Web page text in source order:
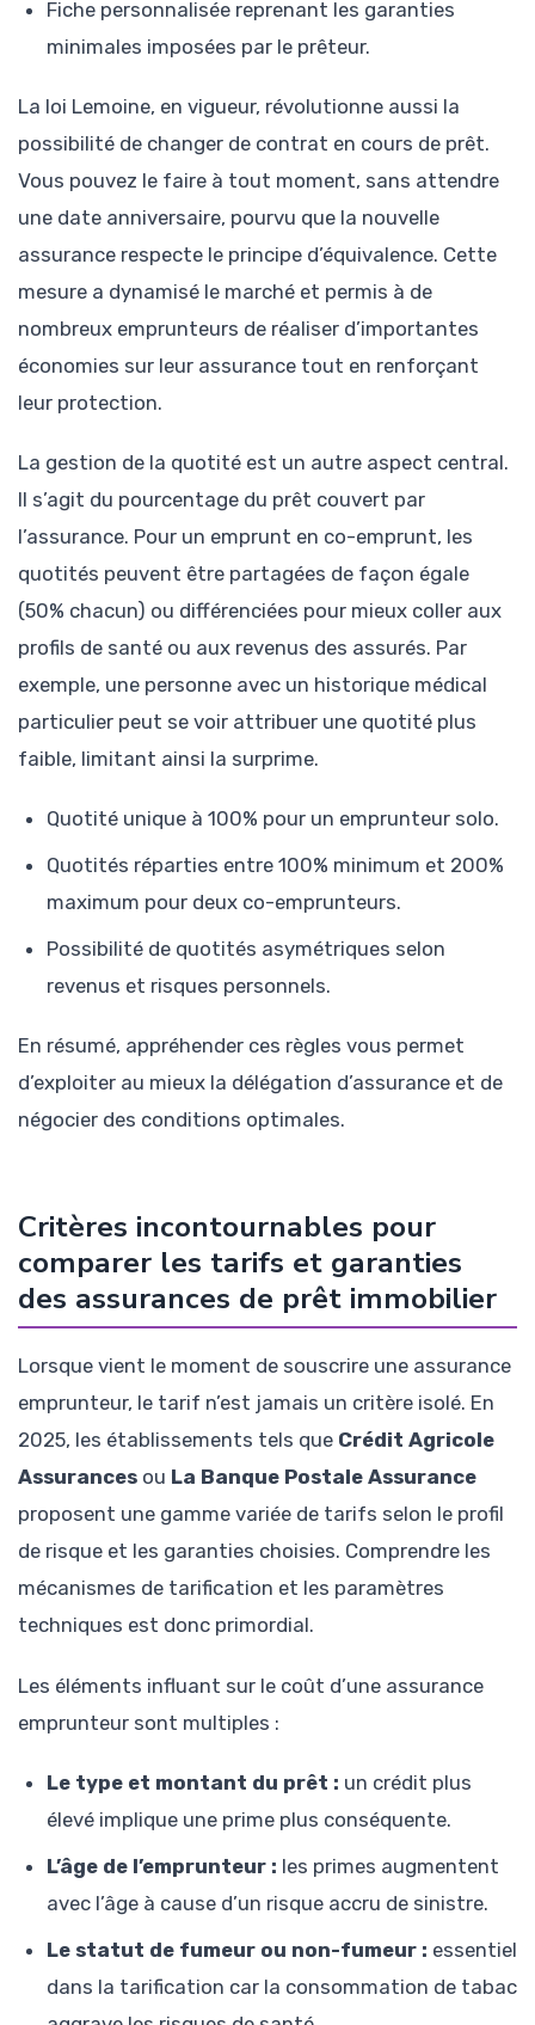
Fiche personnalisée reprenant les garanties
minimales imposées par le prêteur.
La loi Lemoine, en vigueur, révolutionne aussi la
possibilité de changer de contrat en cours de prêt.
Vous pouvez le faire à tout moment, sans attendre
une date anniversaire, pourvu que la nouvelle
assurance respecte le principe d’équivalence. Cette
mesure a dynamisé le marché et permis à de
nombreux emprunteurs de réaliser d’importantes
économies sur leur assurance tout en renforçant
leur protection.
La gestion de la quotité est un autre aspect central.
Il s’agit du pourcentage du prêt couvert par
l’assurance. Pour un emprunt en co-emprunt, les
quotités peuvent être partagées de façon égale
(50% chacun) ou différenciées pour mieux coller aux
profils de santé ou aux revenus des assurés. Par
exemple, une personne avec un historique médical
particulier peut se voir attribuer une quotité plus
faible, limitant ainsi la surprime.
Quotité unique à 100% pour un emprunteur solo.
Quotités réparties entre 100% minimum et 200%
maximum pour deux co-emprunteurs.
Possibilité de quotités asymétriques selon
revenus et risques personnels.
En résumé, appréhender ces règles vous permet
d’exploiter au mieux la délégation d’assurance et de
négocier des conditions optimales.
Critères incontournables pour
comparer les tarifs et garanties
des assurances de prêt immobilier
Lorsque vient le moment de souscrire une assurance
emprunteur, le tarif n’est jamais un critère isolé. En
2025, les établissements tels que Crédit Agricole
Assurances ou La Banque Postale Assurance
proposent une gamme variée de tarifs selon le profil
de risque et les garanties choisies. Comprendre les
mécanismes de tarification et les paramètres
techniques est donc primordial.
Les éléments influant sur le coût d’une assurance
emprunteur sont multiples :
Le type et montant du prêt : un crédit plus
élevé implique une prime plus conséquente.
L’âge de l’emprunteur : les primes augmentent
avec l’âge à cause d’un risque accru de sinistre.
Le statut de fumeur ou non-fumeur : essentiel
dans la tarification car la consommation de tabac